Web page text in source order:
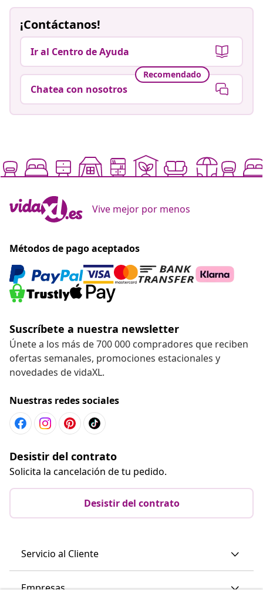
¡Contáctanos!
Ir al Centro de Ayuda
Recomendado
Chatea con nosotros
Vive mejor por menos
Métodos de pago aceptados
Suscríbete a nuestra newsletter
Únete a los más de 700 000 compradores que reciben
ofertas semanales, promociones estacionales y
novedades de vidaXL.
Nuestras redes sociales
Desistir del contrato
Solicita la cancelación de tu pedido.
Desistir del contrato
Servicio al Cliente
Empresas